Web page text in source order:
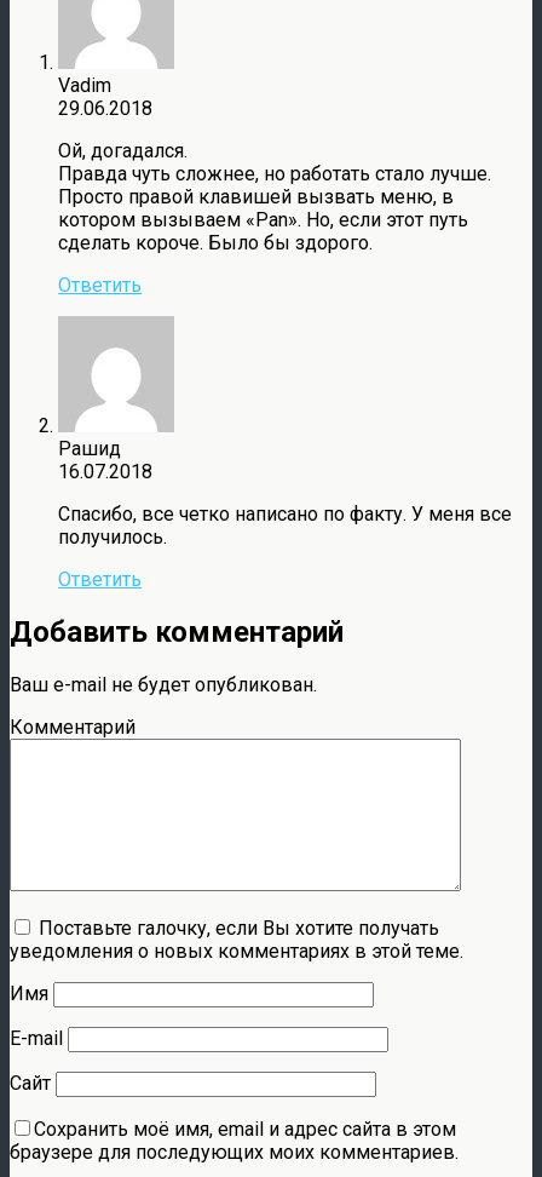
Vadim
29.06.2018
Ой, догадался.
Правда чуть сложнее, но работать стало лучше.
Просто правой клавишей вызвать меню, в
котором вызываем «Pan». Но, если этот путь
сделать короче. Было бы здорого.
Ответить
Рашид
16.07.2018
Спасибо, все четко написано по факту. У меня все
получилось.
Ответить
Добавить комментарий
Ваш e-mail не будет опубликован.
Комментарий
Поставьте галочку, если Вы хотите получать
уведомления о новых комментариях в этой теме.
Имя
E-mail
Сайт
Сохранить моё имя, email и адрес сайта в этом
браузере для последующих моих комментариев.